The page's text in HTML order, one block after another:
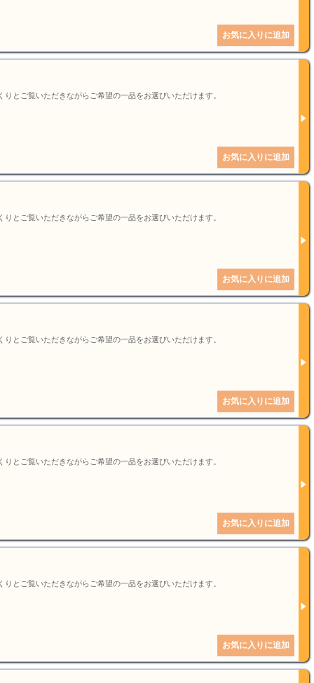
とご覧いただきながらご希望の一品をお選びいただけます。
とご覧いただきながらご希望の一品をお選びいただけます。
とご覧いただきながらご希望の一品をお選びいただけます。
とご覧いただきながらご希望の一品をお選びいただけます。
とご覧いただきながらご希望の一品をお選びいただけます。